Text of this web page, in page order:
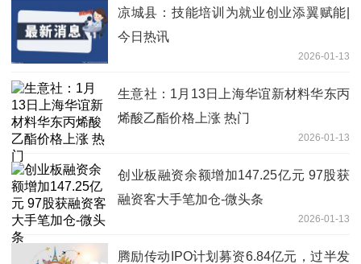
凉城县：技能培训为就业创业添翼赋能|
今日热讯
2026-01-13
生意社：1月13日上海华谊新材料华东丙
烯酸乙酯价格上涨 热门
2026-01-13
创业板融资余额增加147.25亿元 97股获
融资客大手笔加仓-微头条
2026-01-13
腾励传动IPO计划募资6.84亿元，过半发